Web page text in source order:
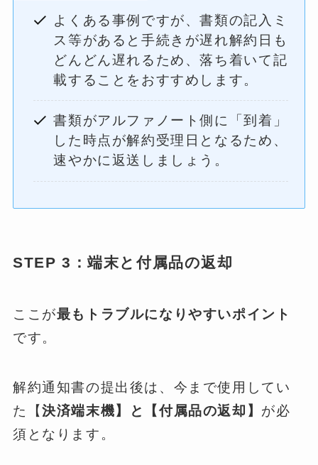
よくある事例ですが、書類の記入ミ
ス等があると手続きが遅れ解約日も
どんどん遅れるため、落ち着いて記
載することをおすすめします。
書類がアルファノート側に「到着」
した時点が解約受理日となるため、
速やかに返送しましょう。
STEP 3：端末と付属品の返却
ここが最もトラブルになりやすいポイント
です。
解約通知書の提出後は、今まで使用してい
た【決済端末機】と【付属品の返却】 が必
須となります。